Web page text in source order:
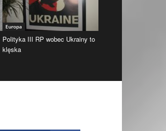
Europa
Polityka III RP wobec Ukrainy to
klęska